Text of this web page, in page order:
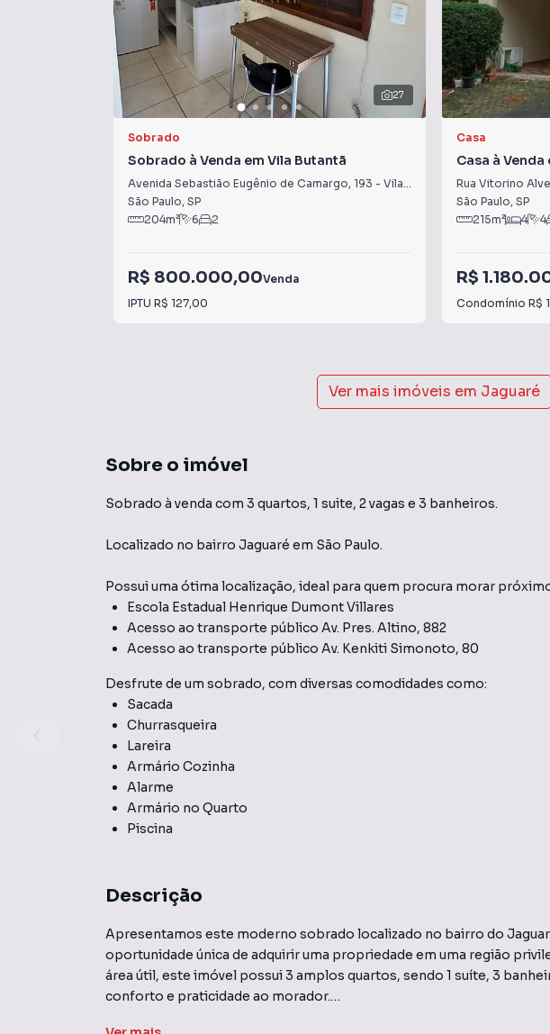
27
Sobrado
Sobrado à Venda em Vila Butantã
Avenida Sebastião Eugênio de Camargo, 193 - Vila Butantã
São Paulo, SP
204m² 6 2
R$ 800.000,00Venda
IPTU R$ 127,00
Casa
Casa à
Rua Vitorino
São Paulo, SP
215m² 4 4
R$
Condomínio R$
Ver mais imóveis em Jaguaré
Sobre o imóvel
Sobrado à venda com 3 quartos, 1 suite, 2 vagas e 3 banheiros.
Localizado no bairro Jaguaré em São Paulo.
Possui uma ótima localização, ideal para quem procura morar
Escola Estadual Henrique Dumont Villares
Acesso ao transporte público Av. Pres. Altino, 882
Acesso ao transporte público Av. Kenkiti Simonoto, 80
Desfrute de um sobrado, com diversas comodidades como:
Sacada
Churrasqueira
Lareira
Armário Cozinha
Alarme
Armário no Quarto
Piscina
Descrição
Apresentamos este moderno sobrado localizado no bairro do
oportunidade única de adquirir uma propriedade em uma região
área útil, este imóvel possui 3 amplos quartos, sendo 1 suíte, 3
conforto e praticidade ao morador.